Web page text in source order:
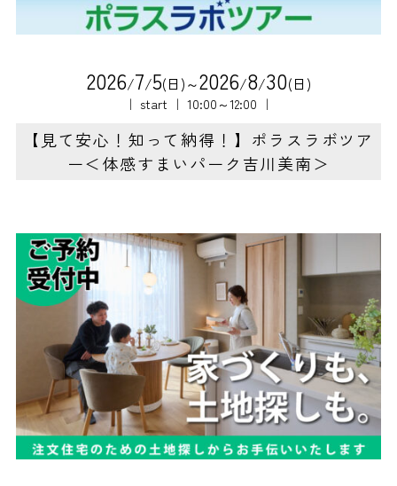
2026/7/5(日)～2026/8/30(日)
｜ start ｜ 10:00～12:00 ｜
【見て安心！知って納得！】ポラスラボツア
ー＜体感すまいパーク吉川美南＞